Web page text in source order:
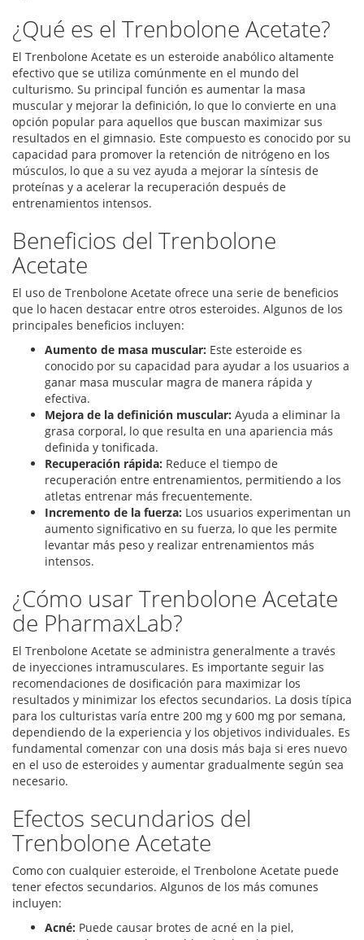
¿Qué es el Trenbolone Acetate?
El Trenbolone Acetate es un esteroide anabólico altamente
efectivo que se utiliza comúnmente en el mundo del
culturismo. Su principal función es aumentar la masa
muscular y mejorar la definición, lo que lo convierte en una
opción popular para aquellos que buscan maximizar sus
resultados en el gimnasio. Este compuesto es conocido por su
capacidad para promover la retención de nitrógeno en los
músculos, lo que a su vez ayuda a mejorar la síntesis de
proteínas y a acelerar la recuperación después de
entrenamientos intensos.
Beneficios del Trenbolone
Acetate
El uso de Trenbolone Acetate ofrece una serie de beneficios
que lo hacen destacar entre otros esteroides. Algunos de los
principales beneficios incluyen:
Aumento de masa muscular: Este esteroide es
conocido por su capacidad para ayudar a los usuarios a
ganar masa muscular magra de manera rápida y
efectiva.
Mejora de la definición muscular: Ayuda a eliminar la
grasa corporal, lo que resulta en una apariencia más
definida y tonificada.
Recuperación rápida: Reduce el tiempo de
recuperación entre entrenamientos, permitiendo a los
atletas entrenar más frecuentemente.
Incremento de la fuerza: Los usuarios experimentan un
aumento significativo en su fuerza, lo que les permite
levantar más peso y realizar entrenamientos más
intensos.
¿Cómo usar Trenbolone Acetate
de PharmaxLab?
El Trenbolone Acetate se administra generalmente a través
de inyecciones intramusculares. Es importante seguir las
recomendaciones de dosificación para maximizar los
resultados y minimizar los efectos secundarios. La dosis típica
para los culturistas varía entre 200 mg y 600 mg por semana,
dependiendo de la experiencia y los objetivos individuales. Es
fundamental comenzar con una dosis más baja si eres nuevo
en el uso de esteroides y aumentar gradualmente según sea
necesario.
Efectos secundarios del
Trenbolone Acetate
Como con cualquier esteroide, el Trenbolone Acetate puede
tener efectos secundarios. Algunos de los más comunes
incluyen:
Acné: Puede causar brotes de acné en la piel,